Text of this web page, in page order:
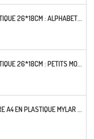
POCHOIR PLASTIQUE 26*18CM : ALPHABET (16)
POCHOIR PLASTIQUE 26*18CM : PETITS MOTIFS FLORALES
POCHOIR LETTRE A4 EN PLASTIQUE MYLAR ALPHABET RACINE 30 MM